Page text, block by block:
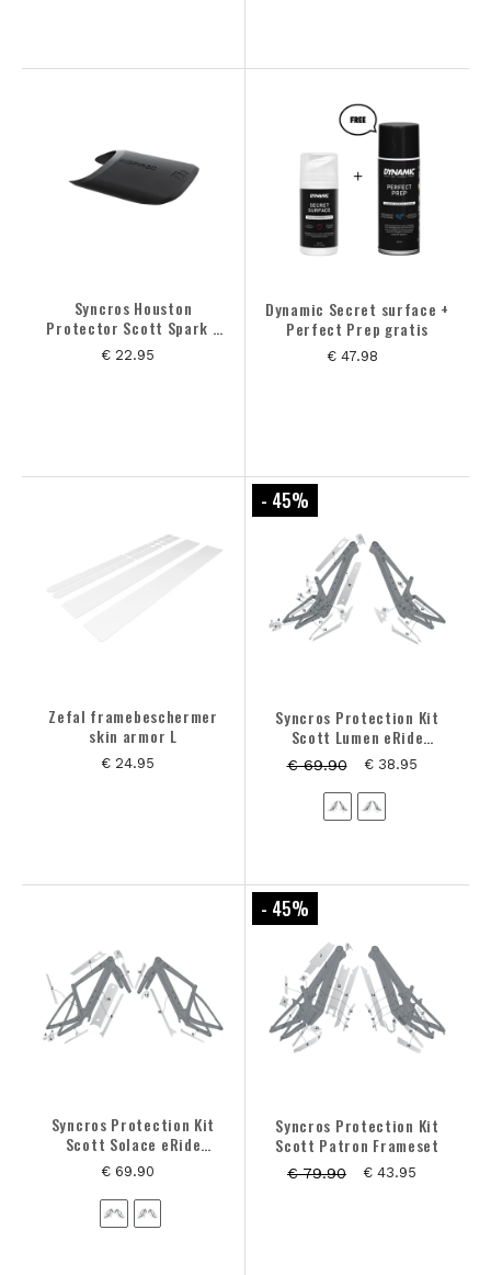
Syncros Houston
Protector Scott Spark /
Lumen
€ 22.95
Dynamic Secret surface +
Perfect Prep gratis
€ 47.98
Zefal framebeschermer
skin armor L
€ 24.95
Syncros Protection Kit
Scott Lumen eRide
Frameset
€ 69.90 € 38.95
- 45%
Syncros Protection Kit
Scott Solace eRide
Frameset
€ 69.90
Syncros Protection Kit
Scott Patron Frameset
€ 79.90 € 43.95
- 45%